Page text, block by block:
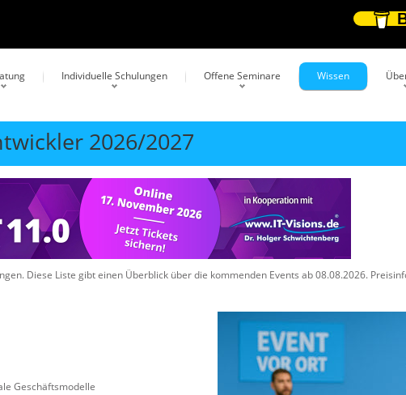
Individuelle Schulungen Offene Seminare Wissen
2026/2027
Diese Liste gibt einen Überblick über die kommenden Events ab 08.08.2026.
Geschäftsmodelle